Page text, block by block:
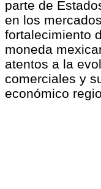
parte de
en los
fortalecimiento
moneda
atentos a la
comerciales y
económico